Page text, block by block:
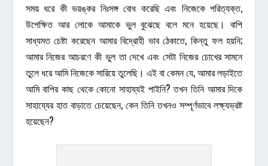
সময় ধরে কী ভয়ঙ্কর নিঃসঙ্গ বোধ করেছি এবং নিজেকে পরিত্যক্ত,
উপেক্ষিত আর লোকে আমাকে ভুল বুঝেছে বলে মনে হয়েছে। বাপি
সাধ্যমত চেষ্টা করেছেন আমার বিদ্রোহী ভাব ঠেকাতে, কিন্তু ফল হয়নি;
আমার নিজের আচরণে কী ভুল তা দেখে এবং সেটা নিজের চোখের সামনে
তুলে ধরে আমি নিজেকে সারিয়ে তুলেছি। এই বা কেমন যে, আমার লড়াইতে
আমি বাপির কাছ থেকে কোনো সাহায্যই পাইনি? তখন তিনি আমার দিকে
সাহায্যের হাত বাড়াতে চেয়েছেন, কেন তিনি তখনও সম্পূর্ণভাবে লক্ষ্যভ্রষ্ট
হয়েছেন?